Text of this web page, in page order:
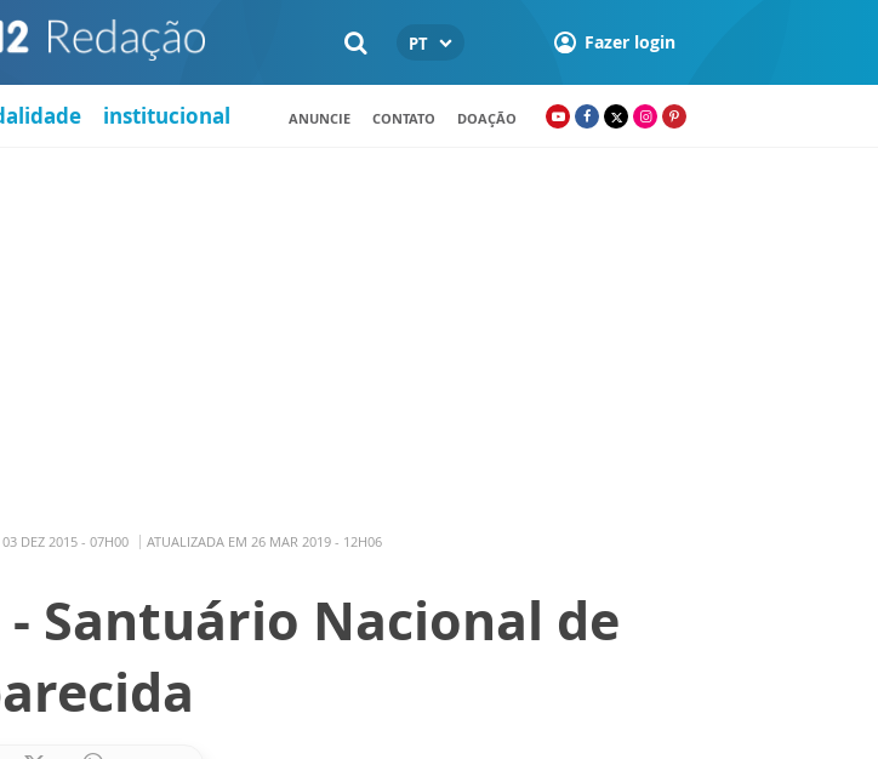
PT Fazer login
institucional ANUNCIE CONTATO DOAÇÃO
03 DEZ 2015 - 07H00 ATUALIZADA EM 26 MAR 2019 - 12H06
Santuário Nacional de